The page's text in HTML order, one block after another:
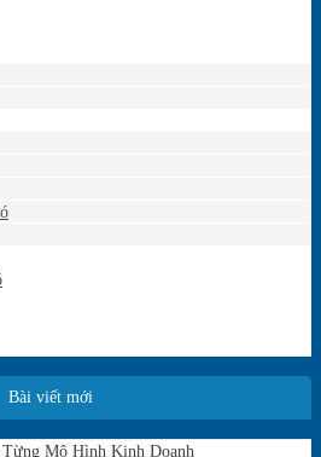
Bài viết mới
Mô Hình Kinh Doanh